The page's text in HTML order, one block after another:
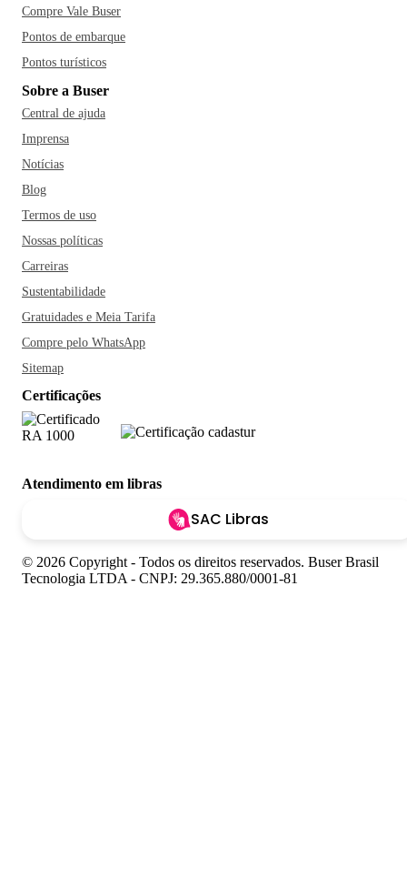
Compre Vale Buser
Pontos de embarque
Pontos turísticos
Sobre a Buser
Central de ajuda
Imprensa
Notícias
Blog
Termos de uso
Nossas políticas
Carreiras
Sustentabilidade
Gratuidades e Meia Tarifa
Compre pelo WhatsApp
Sitemap
Certificações
Atendimento em libras
SAC Libras
© 2026 Copyright - Todos os direitos reservados. Buser Brasil
Tecnologia LTDA - CNPJ: 29.365.880/0001-81